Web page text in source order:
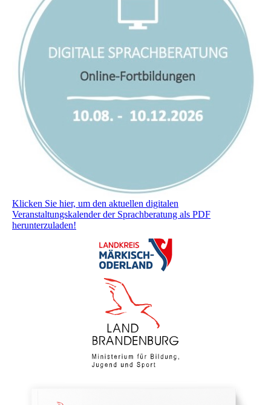
Klicken Sie hier, um den aktuellen digitalen
Veranstaltungskalender der Sprachberatung als PDF
herunterzuladen!